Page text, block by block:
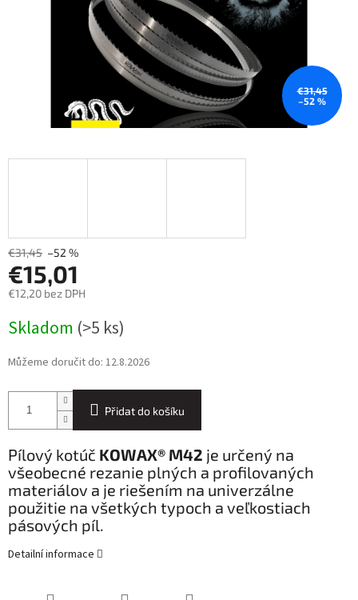
€31,45
–52 %
€31,45 –52 %
€15,01
€12,20 bez DPH
cena:
Skladom (>5 ks)
Můžeme doručit do: 12.8.2026
Přidat do košíku
Pílový kotúč KOWAX® M42 je určený na
všeobecné rezanie plných a profilovaných
materiálov a je riešením na univerzálne
použitie na všetkých typoch a veľkostiach
pásových píl.
Detailní informace